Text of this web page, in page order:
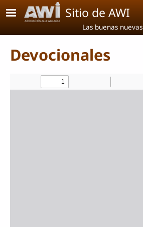
Pasar al contenido principal
Sitio de AWI
Las buenas nuevas
Devocionales